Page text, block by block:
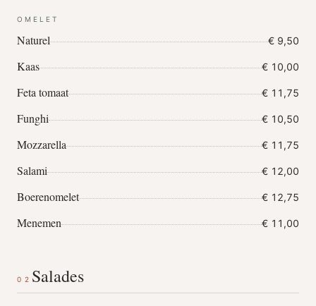
OMELET
Naturel € 9,50
Kaas € 10,00
Feta tomaat € 11,75
Funghi € 10,50
Mozzarella € 11,75
Salami € 12,00
Boerenomelet € 12,75
Menemen € 11,00
02 Salades